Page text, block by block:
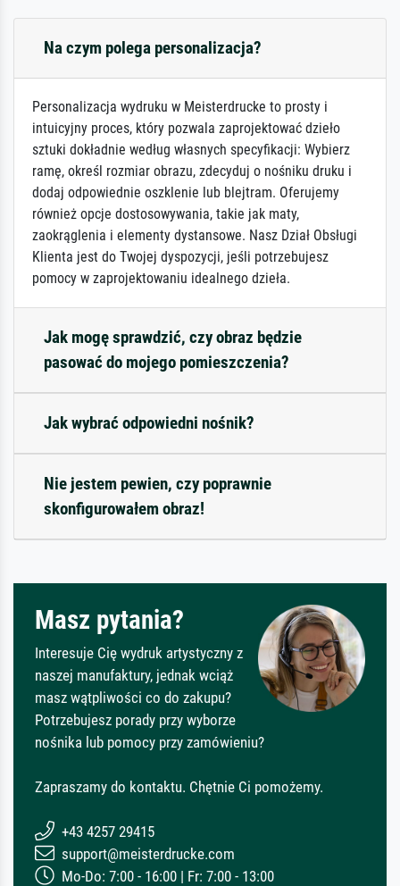
Na czym polega personalizacja?
Personalizacja wydruku w Meisterdrucke to prosty i
intuicyjny proces, który pozwala zaprojektować dzieło
sztuki dokładnie według własnych specyfikacji: Wybierz
ramę, określ rozmiar obrazu, zdecyduj o nośniku druku i
dodaj odpowiednie oszklenie lub blejtram. Oferujemy
również opcje dostosowywania, takie jak maty,
zaokrąglenia i elementy dystansowe. Nasz Dział Obsługi
Klienta jest do Twojej dyspozycji, jeśli potrzebujesz
pomocy w zaprojektowaniu idealnego dzieła.
Jak mogę sprawdzić, czy obraz będzie
pasować do mojego pomieszczenia?
Jak wybrać odpowiedni nośnik?
Nie jestem pewien, czy poprawnie
skonfigurowałem obraz!
Masz pytania?
Interesuje Cię wydruk artystyczny z
naszej manufaktury, jednak wciąż
masz wątpliwości co do zakupu?
Potrzebujesz porady przy wyborze
nośnika lub pomocy przy zamówieniu?
Zapraszamy do kontaktu. Chętnie Ci pomożemy.
+43 4257 29415
support@meisterdrucke.com
Mo-Do: 7:00 - 16:00 | Fr: 7:00 - 13:00